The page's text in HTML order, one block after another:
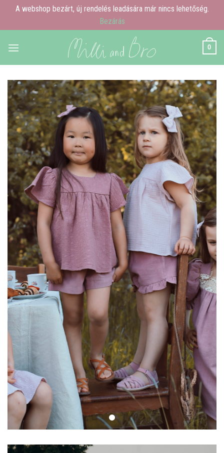
A webshop bezárt, új rendelés leadására már nincs lehetőség.
Bezárás
0